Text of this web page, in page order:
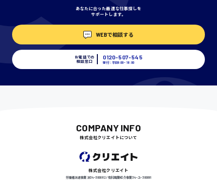
埼玉県
あなたに合った最適な仕事探しを
サポートします。
WEBで相談する
お電話での
相談窓口
0120-507-545
受付：平日9:00 - 18:00
COMPANY INFO
株式会社クリエイトについて
株式会社クリエイト
労働者派遣事業 派34-300062 / 有料職業紹介事業 34-ユ-300091